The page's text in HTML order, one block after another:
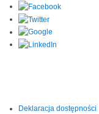
Deklaracja dostępności